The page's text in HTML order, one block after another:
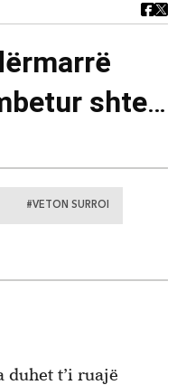
shteti
#VETON SURROI
duhet t’i ruajë